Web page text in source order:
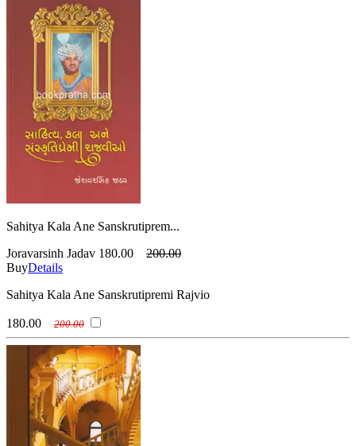
Sahitya Kala Ane Sanskrutiprem...
Joravarsinh Jadav 180.00
200.00
BuyDetails
Sahitya Kala Ane Sanskrutipremi Rajvio
180.00 200.00